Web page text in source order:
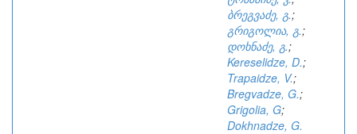
ბრეგვაძე, გ.;
გრიგოლია, გ.;
დოხნაძე, გ.;
Kereselidze, D.;
Trapaidze, V.;
Bregvadze, G.;
Grigolia, G;
Dokhnadze, G.